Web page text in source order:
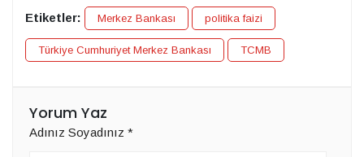
Etiketler: Merkez Bankası politika faizi
Türkiye Cumhuriyet Merkez Bankası TCMB
Yorum Yaz
Adınız Soyadınız *